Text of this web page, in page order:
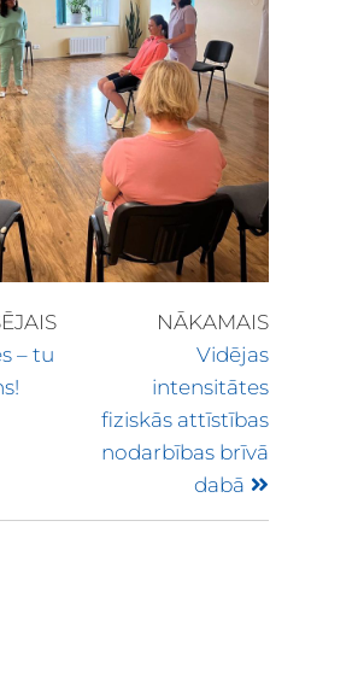
– tu
NĀKAMAIS
Vidējas
intensitātes
fiziskās attīstības
nodarbības brīvā
dabā